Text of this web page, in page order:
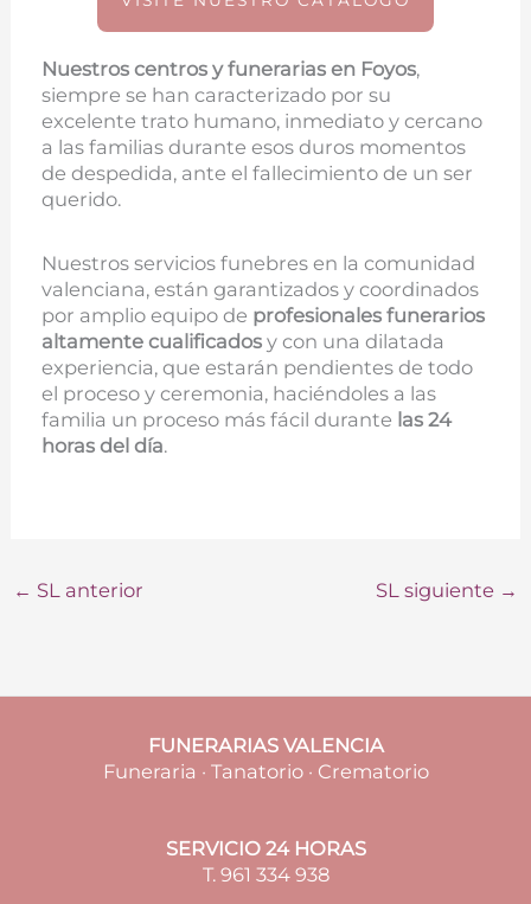
Nuestros centros y funerarias en Foyos,
siempre se han caracterizado por su
excelente trato humano, inmediato y cercano
a las familias durante esos duros momentos
de despedida, ante el fallecimiento de un ser
querido.
Nuestros servicios funebres en la comunidad
valenciana, están garantizados y coordinados
por amplio equipo de profesionales funerarios
altamente cualificados y con una dilatada
experiencia, que estarán pendientes de todo
el proceso y ceremonia, haciéndoles a las
familia un proceso más fácil durante las 24
horas del día.
← SL anterior SL siguiente →
FUNERARIAS VALENCIA
Funeraria · Tanatorio · Crematorio
SERVICIO 24 HORAS
T. 961 334 938